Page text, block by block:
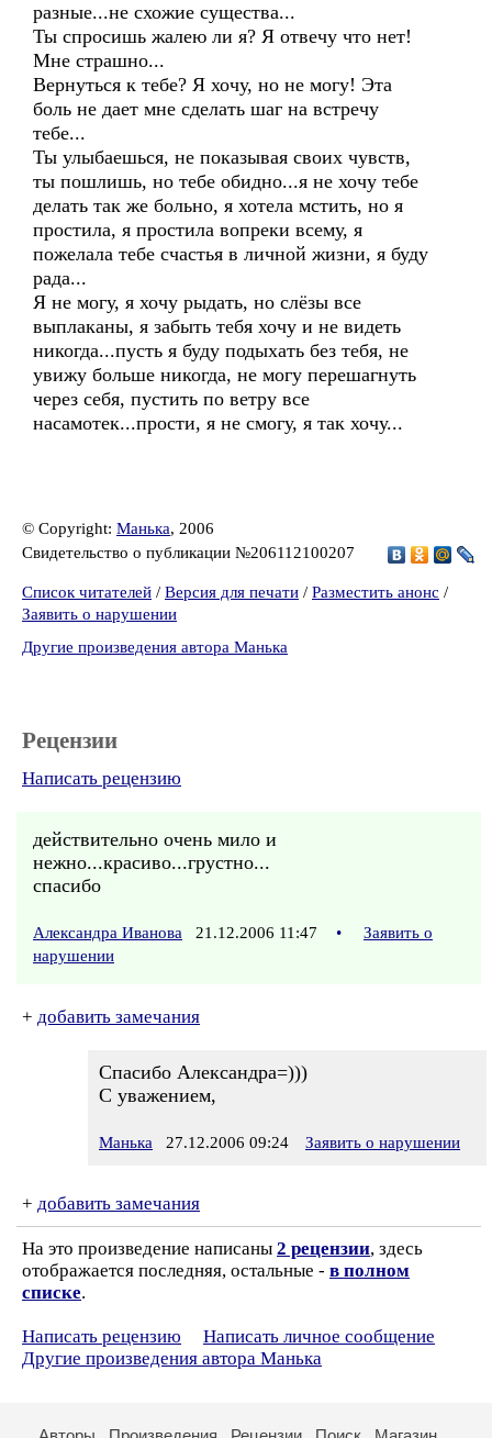
разные...не схожие существа...
Ты спросишь жалею ли я? Я отвечу что нет!
Мне страшно...
Вернуться к тебе? Я хочу, но не могу! Эта
боль не дает мне сделать шаг на встречу
тебе...
Ты улыбаешься, не показывая своих чувств,
ты пошлишь, но тебе обидно...я не хочу тебе
делать так же больно, я хотела мстить, но я
простила, я простила вопреки всему, я
пожелала тебе счастья в личной жизни, я буду
рада...
Я не могу, я хочу рыдать, но слёзы все
выплаканы, я забыть тебя хочу и не видеть
никогда...пусть я буду подыхать без тебя, не
увижу больше никогда, не могу перешагнуть
через себя, пустить по ветру все
насамотек...прости, я не смогу, я так хочу...
© Copyright: Манька, 2006
Свидетельство о публикации №206112100207
Список читателей / Версия для печати / Разместить анонс /
Заявить о нарушении
Другие произведения автора Манька
Рецензии
Написать рецензию
действительно очень мило и
нежно...красиво...грустно...
спасибо
Александра Иванова 21.12.2006 11:47 •
Заявить о
нарушении
+ добавить замечания
Спасибо Александра=)))
С уважением,
Манька 27.12.2006 09:24 Заявить о нарушении
+ добавить замечания
На это произведение написаны 2 рецензии, здесь
отображается последняя, остальные - в полном
списке.
Написать рецензию
Написать личное сообщение
Другие произведения автора Манька